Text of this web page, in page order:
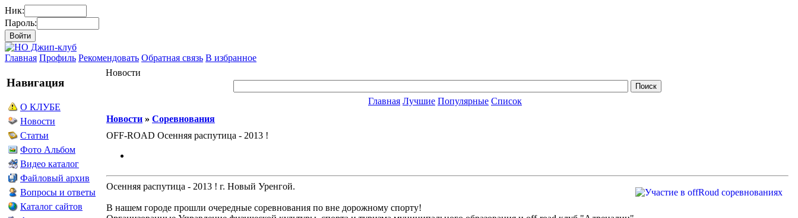
Ник:
Пароль:
Главная Профиль Рекомендовать Обратная связь В избранное
Навигация
О КЛУБЕ
Новости
Статьи
Фото Альбом
Видео каталог
Файловый архив
Вопросы и ответы
Каталог сайтов
Новости
Главная Лучшие Популярные Список
Новости » Соревнования
OFF-ROAD Осенняя распутица - 2013 !
Осенняя распутица - 2013 ! г. Новый Уренгой.
В нашем городе прошли очередные соревнования по вне дорожному спорту!